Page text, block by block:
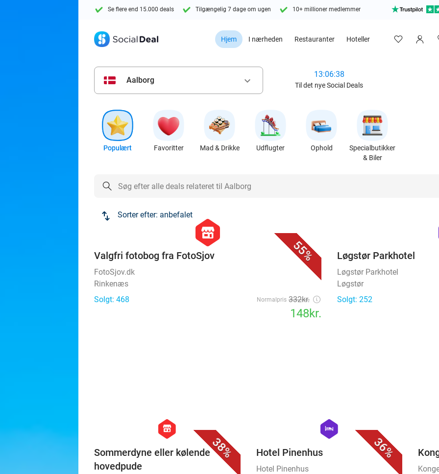
Se flere end 15.000 deals Tilgængelig 7 dage om ugen 10+ millioner medlemmer
Hjem I nærheden Restauranter Hoteller
Aalborg keyboard_arrow_down
13:06:37
Til det nye Social Deals
Populært Favoritter Mad & Drikke Udflugter Ophold
Specialbutikker
& Biler
Sorter efter: anbefalet
55%
hexagon
store
Valgfri fotobog fra FotoSjov
FotoSjov.dk
Rinkenæs
Solgt: 468
Normalpris 332kr.
148kr.
Løgstør Parkhotel
Løgstør Parkhotel
Løgstør
Solgt: 252
38%
hexagon
store
Sommerdyne eller kølende
hovedpude
36%
hexagon
hotel
Hotel Pinenhus
Hotel Pinenhus